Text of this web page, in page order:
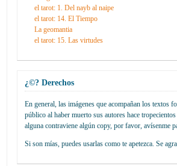
el tarot: 1. Del nayb al naipe
el tarot: 14. El Tiempo
La geomantia
el tarot: 15. Las virtudes
¿©? Derechos
En general, las imágenes que acompañan los textos
público al haber muerto sus autores hace
alguna contraviene algún copy, por favor, avísenme
Si son mías, puedes usarlas como te apetezca. Se